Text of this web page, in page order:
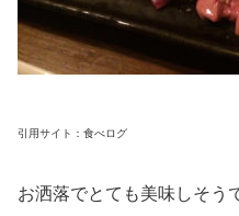
引用サイト：食べログ
お洒落でとても美味しそう